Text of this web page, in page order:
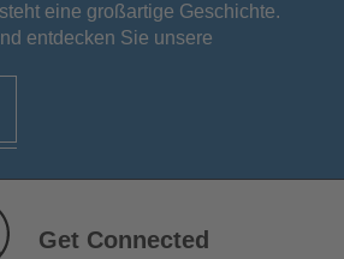
eine großartige Geschichte.
entdecken Sie unsere
Get Connected